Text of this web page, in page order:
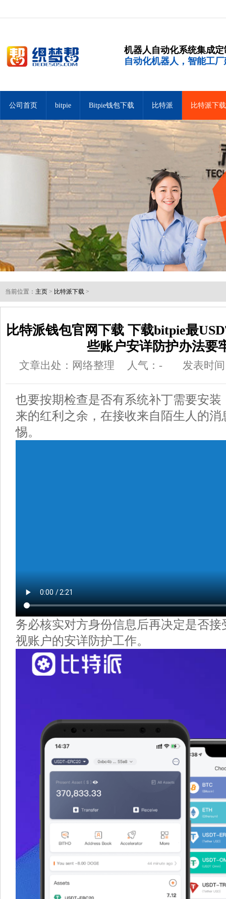
机器人自动化系统集成
自动化机器人，智能工
公司首页 bitpie Bitpie钱包下载 比特派 比特派下载
当前位置： 主页 > 比特派下载 >
比特派钱包官网下载 下载bitpie最
些账户安详防护办法要
文章出处：网络整理 人气： - 发表时
也要按期检查是否有系统补丁需要安装
来的红利之余，在接收来自陌生人的
惕。
务必核实对方身份信息后再决定是否
视账户的安详防护工作。